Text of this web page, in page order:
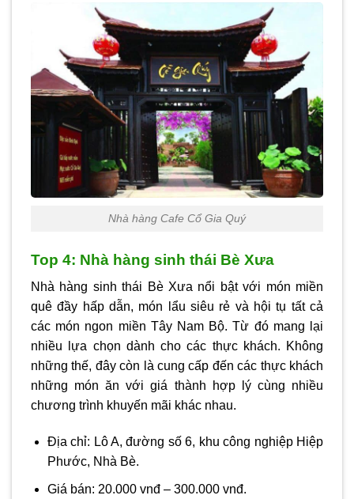
Nhà hàng Cafe Cổ Gia Quý
Top 4: Nhà hàng sinh thái Bè Xưa
Nhà hàng sinh thái Bè Xưa nổi bật với món miền
quê đầy hấp dẫn, món lẩu siêu rẻ và hội tụ tất cả
các món ngon miền Tây Nam Bộ. Từ đó mang lại
nhiều lựa chọn dành cho các thực khách. Không
những thế, đây còn là cung cấp đến các thực khách
những món ăn với giá thành hợp lý cùng nhiều
chương trình khuyến mãi khác nhau.
Địa chỉ: Lô A, đường số 6, khu công nghiệp Hiệp
Phước, Nhà Bè.
Giá bán: 20.000 vnđ – 300.000 vnđ.